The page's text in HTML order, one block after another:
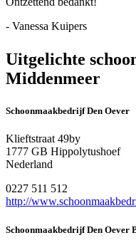
- Vanessa Kuipers
Uitgelichte
Middenmeer
Schoonmaakbedrijf Den Oever
Klieftstraat 49by
1777 GB Hippolytushoef
Nederland
0227 511 512
http://
Schoonmaakbedrijf Den Oever